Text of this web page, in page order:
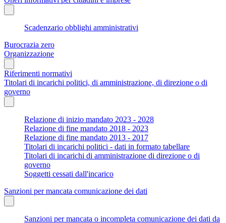
Scadenzario obblighi amministrativi
Burocrazia zero
Organizzazione
Riferimenti normativi
Titolari di incarichi politici, di amministrazione, di direzione o di
governo
Relazione di inizio mandato 2023 - 2028
Relazione di fine mandato 2018 - 2023
Relazione di fine mandato 2013 - 2017
Titolari di incarichi politici - dati in formato tabellare
Titolari di incarichi di amministrazione di direzione o di
governo
Soggetti cessati dall'incarico
Sanzioni per mancata comunicazione dei dati
Sanzioni per mancata o incompleta comunicazione dei dati da